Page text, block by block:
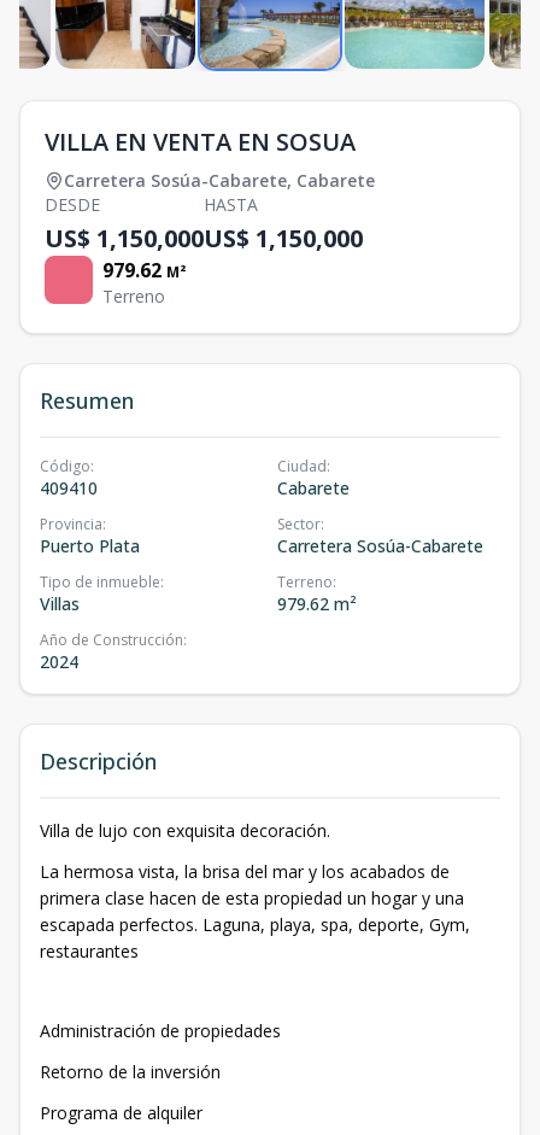
VILLA EN VENTA EN SOSUA
Carretera Sosúa-Cabarete, Cabarete
DESDE
US$ 1,150,000
HASTA
US$ 1,150,000
979.62 M²
Terreno
Resumen
Código:
409410
Ciudad:
Cabarete
Provincia:
Puerto Plata
Sector:
Carretera Sosúa-Cabarete
Tipo de inmueble:
Villas
Terreno:
979.62 m²
Año de Construcción:
2024
Descripción
Villa de lujo con exquisita decoración.
La hermosa vista, la brisa del mar y los acabados de
primera clase hacen de esta propiedad un hogar y una
escapada perfectos. Laguna, playa, spa, deporte, Gym,
restaurantes
Administración de propiedades
Retorno de la inversión
Programa de alquiler